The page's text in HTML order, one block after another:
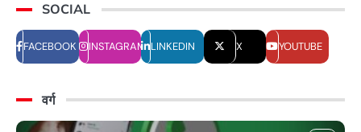
SOCIAL
FACEBOOK INSTAGRAM LINKEDIN X YOUTUBE
वर्ग